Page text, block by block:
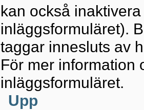
kan också
inläggsformuläret).
taggar innesluts av
För mer information
inläggsformuläret.
Upp